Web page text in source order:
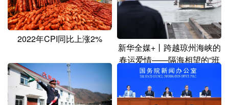
English Español Français عربى
Русский язык 日本語 한국어
2022年CPI同比上涨2%
新华全媒+丨跨越琼州海峡的
春运爱情——隔海相望的“班
长夫妻”